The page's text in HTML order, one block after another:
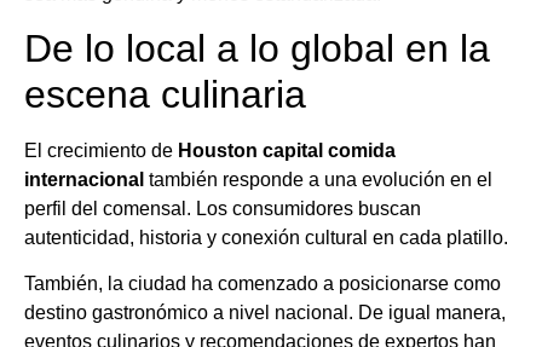
De lo local a lo global en la
escena culinaria
El crecimiento de Houston capital comida
internacional también responde a una evolución en el
perfil del comensal. Los consumidores buscan
autenticidad, historia y conexión cultural en cada platillo.
También, la ciudad ha comenzado a posicionarse como
destino gastronómico a nivel nacional. De igual manera,
eventos culinarios y recomendaciones de expertos han